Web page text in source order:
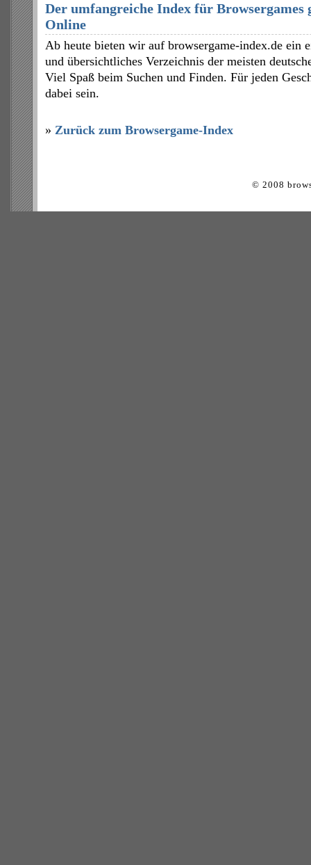
Der umfangreiche Index für Browsergames
Online
Ab heute bieten wir auf browsergame-index.de ein
und übersichtliches Verzeichnis der meisten
Viel Spaß beim Suchen und Finden. Für jeden
dabei sein.
» Zurück zum Browsergame-Index
© 2008